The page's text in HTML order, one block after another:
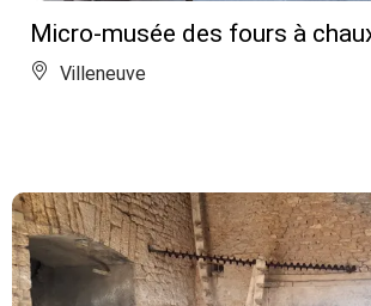
Micro-musée des fours à
Villeneuve